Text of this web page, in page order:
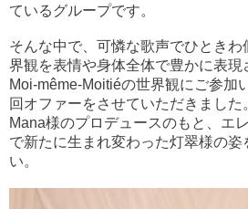
ているグループです。
そんな中で、可憐な歌声でひとき
界観を表情や身体全体で豊かに表現
Moi-même-Moitiéの世界観にご参加
回オファーをさせていただきました
Mana様のプロデュースのもと、エ
で新たに生まれ変わった灯翠様の姿
い。